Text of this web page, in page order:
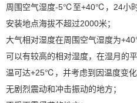
周围空气湿度-5℃至+40℃，24小
安装地点海拔不超过2000米；
大气相对湿度在周围空气湿度为
可以有较高的相对湿度，在湿月的
温可达+25℃，并考虑到因温度变化
无剧烈震动和冲击振动的地方；